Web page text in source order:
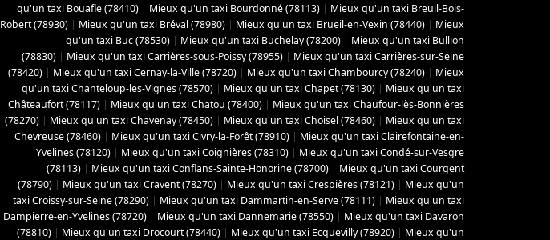
qu'un taxi Bouafle (78410) | Mieux qu'un taxi Bourdonné (78113) | Mieux qu'un taxi Breuil-Bois-
Robert (78930) | Mieux qu'un taxi Bréval (78980) | Mieux qu'un taxi Brueil-en-Vexin (78440) | Mieux
qu'un taxi Buc (78530) | Mieux qu'un taxi Buchelay (78200) | Mieux qu'un taxi Bullion
(78830) | Mieux qu'un taxi Carrières-sous-Poissy (78955) | Mieux qu'un taxi Carrières-sur-Seine
(78420) | Mieux qu'un taxi Cernay-la-Ville (78720) | Mieux qu'un taxi Chambourcy (78240) | Mieux
qu'un taxi Chanteloup-les-Vignes (78570) | Mieux qu'un taxi Chapet (78130) | Mieux qu'un taxi
Châteaufort (78117) | Mieux qu'un taxi Chatou (78400) | Mieux qu'un taxi Chaufour-lès-Bonnières
(78270) | Mieux qu'un taxi Chavenay (78450) | Mieux qu'un taxi Choisel (78460) | Mieux qu'un taxi
Chevreuse (78460) | Mieux qu'un taxi Civry-la-Forêt (78910) | Mieux qu'un taxi Clairefontaine-en-
Yvelines (78120) | Mieux qu'un taxi Coignières (78310) | Mieux qu'un taxi Condé-sur-Vesgre
(78113) | Mieux qu'un taxi Conflans-Sainte-Honorine (78700) | Mieux qu'un taxi Courgent
(78790) | Mieux qu'un taxi Cravent (78270) | Mieux qu'un taxi Crespières (78121) | Mieux qu'un
taxi Croissy-sur-Seine (78290) | Mieux qu'un taxi Dammartin-en-Serve (78111) | Mieux qu'un taxi
Dampierre-en-Yvelines (78720) | Mieux qu'un taxi Dannemarie (78550) | Mieux qu'un taxi Davaron
(78810) | Mieux qu'un taxi Drocourt (78440) | Mieux qu'un taxi Ecquevilly (78920) | Mieux qu'un